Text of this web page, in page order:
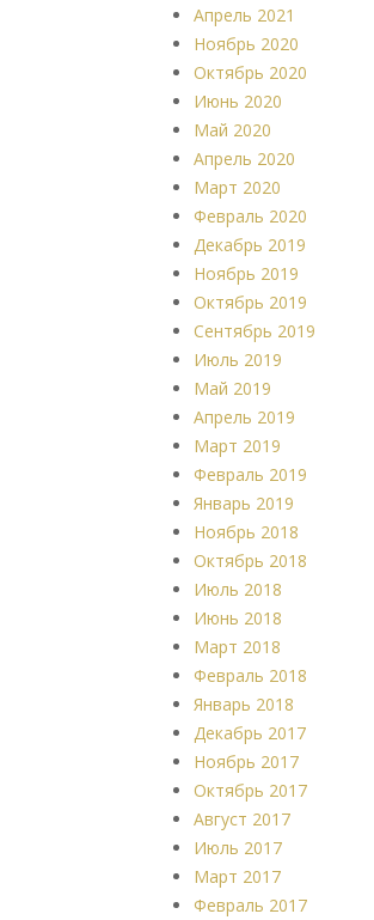
Апрель 2021
Ноябрь 2020
Октябрь 2020
Июнь 2020
Май 2020
Апрель 2020
Март 2020
Февраль 2020
Декабрь 2019
Ноябрь 2019
Октябрь 2019
Сентябрь 2019
Июль 2019
Май 2019
Апрель 2019
Март 2019
Февраль 2019
Январь 2019
Ноябрь 2018
Октябрь 2018
Июль 2018
Июнь 2018
Март 2018
Февраль 2018
Январь 2018
Декабрь 2017
Ноябрь 2017
Октябрь 2017
Август 2017
Июль 2017
Март 2017
Февраль 2017